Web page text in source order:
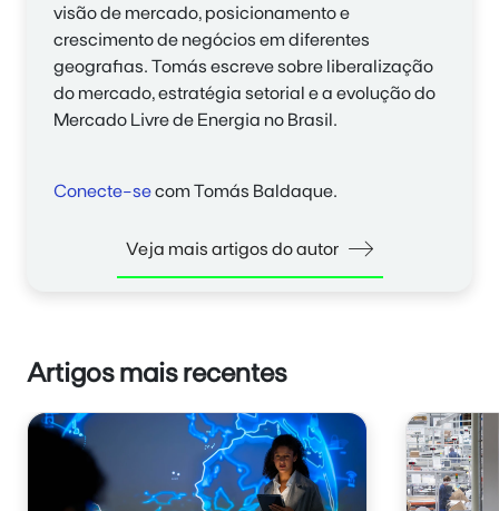
visão de mercado, posicionamento e
crescimento de negócios em diferentes
geografias. Tomás escreve sobre liberalização
do mercado, estratégia setorial e a evolução do
Mercado Livre de Energia no Brasil.
Conecte-secom Tomás Baldaque.
Veja mais artigos do autor
Artigos mais recentes